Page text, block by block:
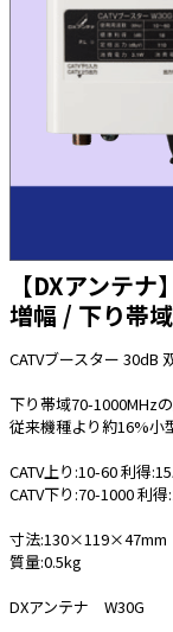
エアコン・換気
太陽光発電ケー
ーカ
電源タップ・延
スイッチ・コン
PF管/FEP管/CD
みカバー
EV充電設備工事
感染症関連
e431オリジナル
暑さ対策
太
ホテル・
【DXアンテ
増幅 / 下り帯
CATVブースター 30dB
下り帯域70-1000MHz
従来機種より約16%小
CATV上り:10-60 利得
CATV下り:70-1000 利
寸法:130×119×47mm
質量:0.5kg
DXアンテナ W30G